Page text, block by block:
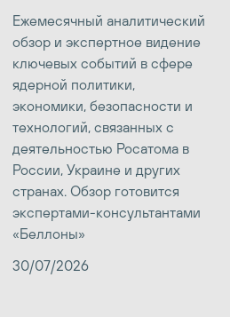
Ежемесячный аналитический
обзор и экспертное видение
ключевых событий в сфере
ядерной политики,
экономики, безопасности и
технологий, связанных с
деятельностью Росатома в
России, Украине и других
странах. Обзор готовится
экспертами-консультантами
«Беллоны»
30/07/2026